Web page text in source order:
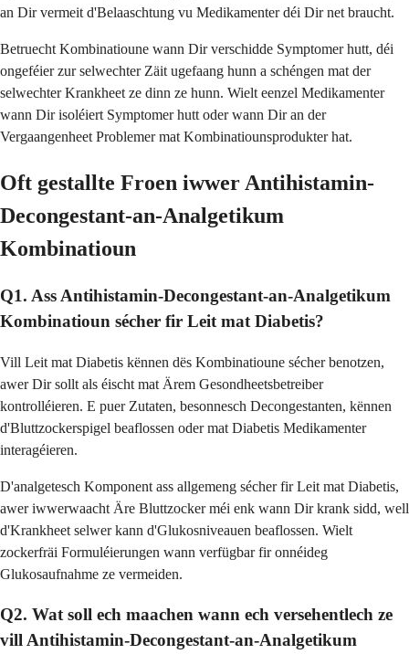
an Dir vermeit d'Belaaschtung vu Medikamenter déi Dir net braucht.
Betruecht Kombinatioune wann Dir verschidde Symptomer hutt, déi
ongeféier zur selwechter Zäit ugefaang hunn a schéngen mat der
selwechter Krankheet ze dinn ze hunn. Wielt eenzel Medikamenter
wann Dir isoléiert Symptomer hutt oder wann Dir an der
Vergaangenheet Problemer mat Kombinatiounsprodukter hat.
Oft gestallte Froen iwwer Antihistamin-
Decongestant-an-Analgetikum
Kombinatioun
Q1. Ass Antihistamin-Decongestant-an-Analgetikum
Kombinatioun sécher fir Leit mat Diabetis?
Vill Leit mat Diabetis kënnen dës Kombinatioune sécher benotzen,
awer Dir sollt als éischt mat Ärem Gesondheetsbetreiber
kontrolléieren. E puer Zutaten, besonnesch Decongestanten, kënnen
d'Bluttzockerspigel beaflossen oder mat Diabetis Medikamenter
interagéieren.
D'analgetesch Komponent ass allgemeng sécher fir Leit mat Diabetis,
awer iwwerwaacht Äre Bluttzocker méi enk wann Dir krank sidd, well
d'Krankheet selwer kann d'Glukosniveauen beaflossen. Wielt
zockerfräi Formuléierungen wann verfügbar fir onnéideg
Glukosaufnahme ze vermeiden.
Q2. Wat soll ech maachen wann ech versehentlech ze
vill Antihistamin-Decongestant-an-Analgetikum